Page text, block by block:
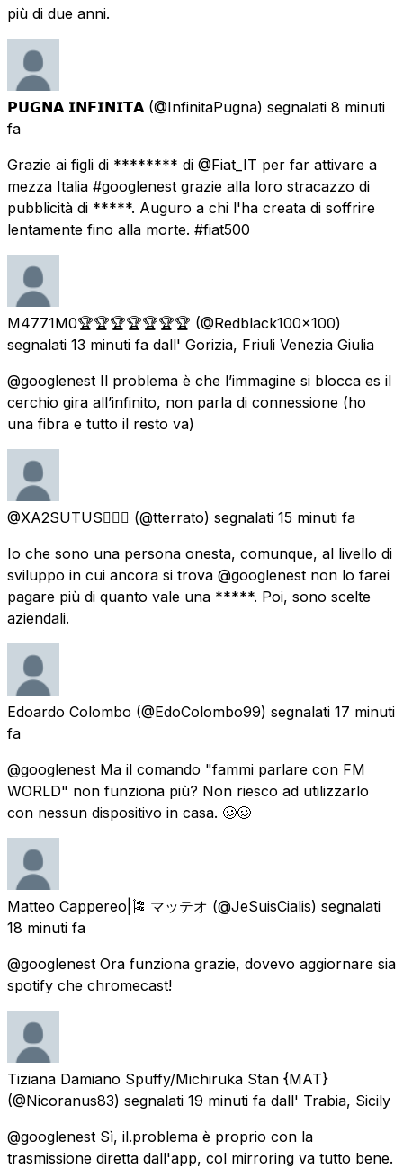
più di due anni.
𝗣𝗨𝗚𝗡𝗔 𝗜𝗡𝗙𝗜𝗡𝗜𝗧𝗔 (@InfinitaPugna) segnalati 8 minuti
fa
Grazie ai figli di ******** di @Fiat_IT per far attivare a
mezza Italia #googlenest grazie alla loro stracazzo di
pubblicità di *****. Auguro a chi l'ha creata di soffrire
lentamente fino alla morte. #fiat500
M4771M0🏆🏆🏆🏆🏆🏆🏆 (@Redblack100x100)
segnalati 13 minuti fa dall' Gorizia, Friuli Venezia Giulia
@googlenest Il problema è che l’immagine si blocca es il
cerchio gira all’infinito, non parla di connessione (ho
una fibra e tutto il resto va)
@XA2SUTUS🧚🏼‍♀️ (@tterrato) segnalati 15 minuti fa
Io che sono una persona onesta, comunque, al livello di
sviluppo in cui ancora si trova @googlenest non lo farei
pagare più di quanto vale una *****. Poi, sono scelte
aziendali.
Edoardo Colombo (@EdoColombo99) segnalati 17 minuti
fa
@googlenest Ma il comando "fammi parlare con FM
WORLD" non funziona più? Non riesco ad utilizzarlo
con nessun dispositivo in casa. 🥴🥴
Matteo Cappereo|🎏 マッテオ (@JeSuisCialis) segnalati
18 minuti fa
@googlenest Ora funziona grazie, dovevo aggiornare sia
spotify che chromecast!
Tiziana Damiano Spuffy/Michiruka Stan {MAT}
(@Nicoranus83) segnalati 19 minuti fa dall' Trabia, Sicily
@googlenest Sì, il.problema è proprio con la
trasmissione diretta dall'app, col mirroring va tutto bene.